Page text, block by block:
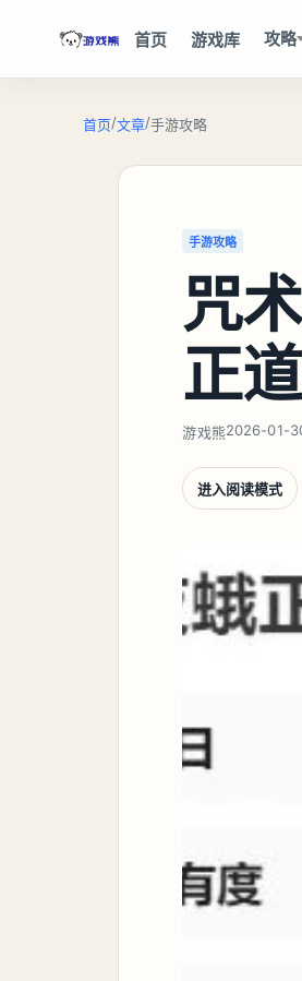
首页 游戏库 攻略
首页/文章/手游攻略
手游攻略
咒
正
游戏熊2026-01-
进入阅读模式